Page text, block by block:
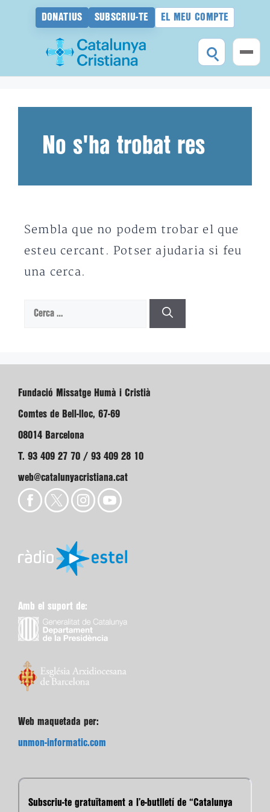
DONATIUS SUBSCRIU-TE EL MEU COMPTE
No s'ha trobat res
Sembla que no podem trobar el que
esteu cercant. Potser ajudaria si feu
una cerca.
Cerca:
Fundació Missatge Humà i Cristià
Comtes de Bell-lloc, 67-69
08014 Barcelona
T. 93 409 27 70 / 93 409 28 10
web@catalunyacristiana.cat
Amb el suport de:
Web maquetada per:
unmon-informatic.com
Subscriu-te gratuïtament a l’e-butlletí de “Catalunya